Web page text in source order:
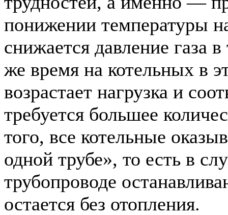
понижении температуры
снижается давление газа
же время на котельных в
возрастает нагрузка и
требуется большее
того, все котельные
одной трубе», то есть в
трубопроводе
остается без отопления.